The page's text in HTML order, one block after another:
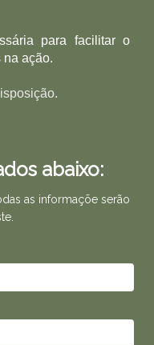
para facilitar o
na ação.
abaixo:
as informaçõe serão